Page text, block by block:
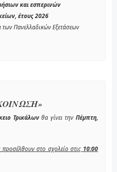
και εσπερινών
έτους 2026
Πανελλαδικών Εξετάσεων
Τρικάλωνθα γίνει την Πέμπτη,
στο σχολείο στις 10:00